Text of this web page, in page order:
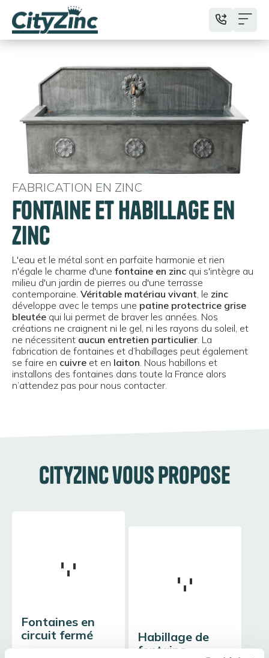
Fontaine et habillage en
zinc
FABRICATION EN ZINC
L'eau et le métal sont en parfaite harmonie et rien
n'égale le charme d'une fontaine en zinc qui s'intègre au
milieu d'un jardin de pierres ou d'une terrasse
contemporaine. Véritable matériau vivant, le zinc
développe avec le temps une patine protectrice grise
bleutée qui lui permet de braver les années. Nos
créations ne craignent ni le gel, ni les rayons du soleil, et
ne nécessitent aucun entretien particulier. La
fabrication de fontaines et d’habillages peut également
se faire en cuivre et en laiton. Nous habillons et
installons des fontaines dans toute la France alors
n’attendez pas pour nous contacter.
CityZinc vous propose
Fontaines en
circuit fermé
Habillage de
fontaine